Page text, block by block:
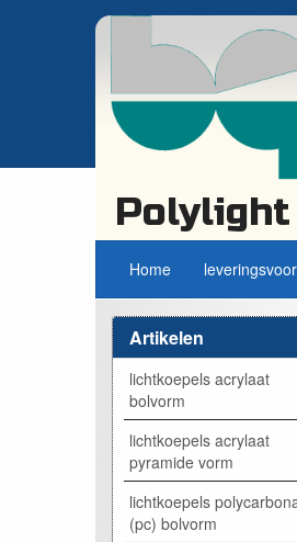
Polylight
Home
Artikelen
lichtkoepels acrylaat
bolvorm
lichtkoepels acrylaat
pyramide vorm
lichtkoepels
(pc) bolvorm